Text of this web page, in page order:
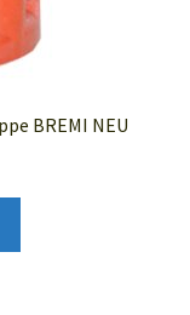
BREMI NEU